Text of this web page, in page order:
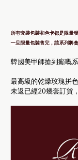
所有套裝包裝和色卡都是限量
一旦限量包裝售完，該系列將
韓國美甲師搶到癲嘅系
最高級的乾燥玫瑰拼
未返已經20幾套訂貨